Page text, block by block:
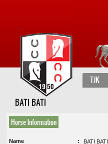
TJK
BATI BATI
Horse Information
Name
BATI BATI